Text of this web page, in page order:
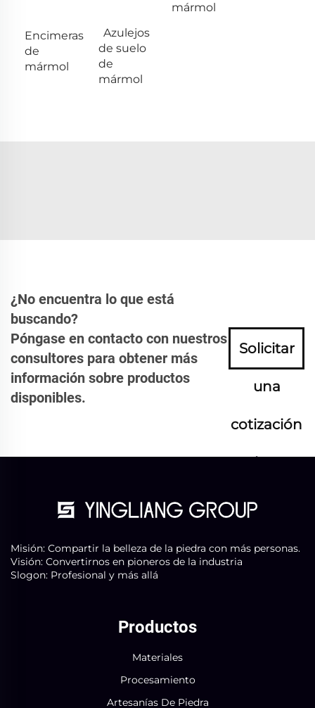
mármol
Encimeras
de
mármol
Azulejos
de suelo
de
mármol
¿No encuentra lo que está
buscando?
Póngase en contacto con nuestros
consultores para obtener más
información sobre productos
disponibles.
Solicitar
una
cotización
ahora
Misión: Compartir la belleza de la piedra con más personas.
Visión: Convertirnos en pioneros de la industria
Slogon: Profesional y más allá
Productos
Materiales
Procesamiento
Artesanías De Piedra